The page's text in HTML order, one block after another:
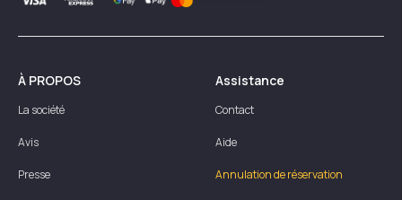
À PROPOS
La société
Avis
Presse
Assistance
Contact
Aide
Annulation de réservation